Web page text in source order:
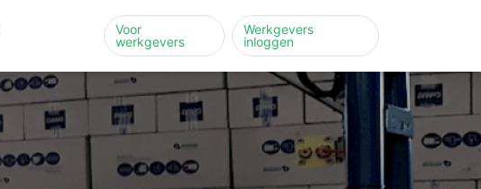
Voor
werkgevers
Werkgevers
inloggen